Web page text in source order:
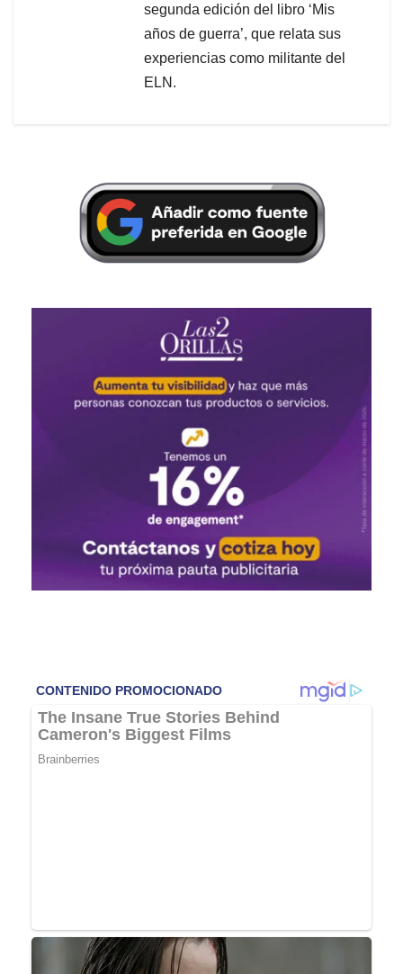
segunda edición del libro ‘Mis
años de guerra’, que relata sus
experiencias como militante del
ELN.